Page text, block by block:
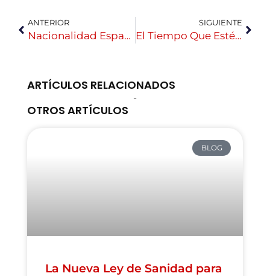
ANTERIOR
Nacionalidad Española Por Residencia
SIGUIENTE
El Tiempo Que Estés Como Solicitante De Asilo NO Cuenta Para La Nacionalidad Española
ARTÍCULOS RELACIONADOS
-
OTROS ARTÍCULOS
BLOG
La Nueva Ley de Sanidad para